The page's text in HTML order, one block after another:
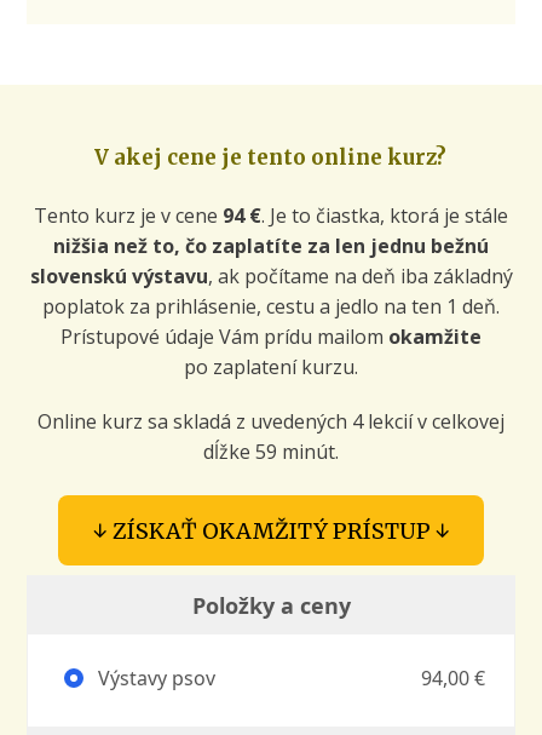
V akej cene je tento online kurz?
Tento kurz je v cene 94 €. Je to čiastka, ktorá je stále
nižšia než to, čo zaplatíte za len jednu bežnú
slovenskú výstavu, ak počítame na deň iba základný
poplatok za prihlásenie, cestu a jedlo na ten 1 deň.
Prístupové údaje Vám prídu mailom okamžite
po zaplatení kurzu.
Online kurz sa skladá z uvedených 4 lekcií v celkovej
dĺžke 59 minút.
↓ ZÍSKAŤ OKAMŽITÝ PRÍSTUP ↓
Položky a ceny
Výstavy psov 94,00 €